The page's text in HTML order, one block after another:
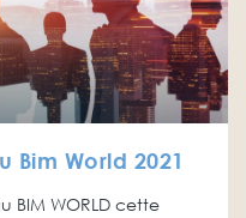
World 2021
BIM WORLD cette